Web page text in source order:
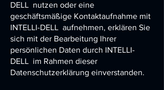
DELL nutzen oder eine
geschäftsmäßige Kontaktaufnahme mit
INTELLI-DELL aufnehmen, erklären Sie
sich mit der Bearbeitung Ihrer
persönlichen Daten durch INTELLI-
DELL im Rahmen dieser
Datenschutzerklärung einverstanden.